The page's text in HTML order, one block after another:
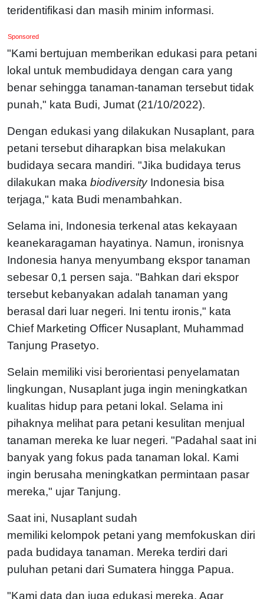
teridentifikasi dan masih minim informasi.
Sponsored
"Kami bertujuan memberikan edukasi para petani
lokal untuk membudidaya dengan cara yang
benar sehingga tanaman-tanaman tersebut tidak
punah," kata Budi, Jumat (21/10/2022).
Dengan edukasi yang dilakukan Nusaplant, para
petani tersebut diharapkan bisa melakukan
budidaya secara mandiri. "Jika budidaya terus
dilakukan maka biodiversityIndonesia bisa
terjaga," kata Budi menambahkan.
Selama ini, Indonesia terkenal atas kekayaan
keanekaragaman hayatinya. Namun, ironisnya
Indonesia hanya menyumbang ekspor tanaman
sebesar 0,1 persen saja. "Bahkan dari ekspor
tersebut kebanyakan adalah tanaman yang
berasal dari luar negeri. Ini tentu ironis," kata
Chief Marketing Officer Nusaplant, Muhammad
Tanjung Prasetyo.
Selain memiliki visi berorientasi penyelamatan
lingkungan, Nusaplant juga ingin meningkatkan
kualitas hidup para petani lokal. Selama ini
pihaknya melihat para petani kesulitan menjual
tanaman mereka ke luar negeri. "Padahal saat ini
banyak yang fokus pada tanaman lokal. Kami
ingin berusaha meningkatkan permintaan pasar
mereka," ujar Tanjung.
Saat ini, Nusaplant sudah
memiliki kelompok petani yang memfokuskan diri
pada budidaya tanaman. Mereka terdiri dari
puluhan petani dari Sumatera hingga Papua.
"Kami data dan juga edukasi mereka. Agar